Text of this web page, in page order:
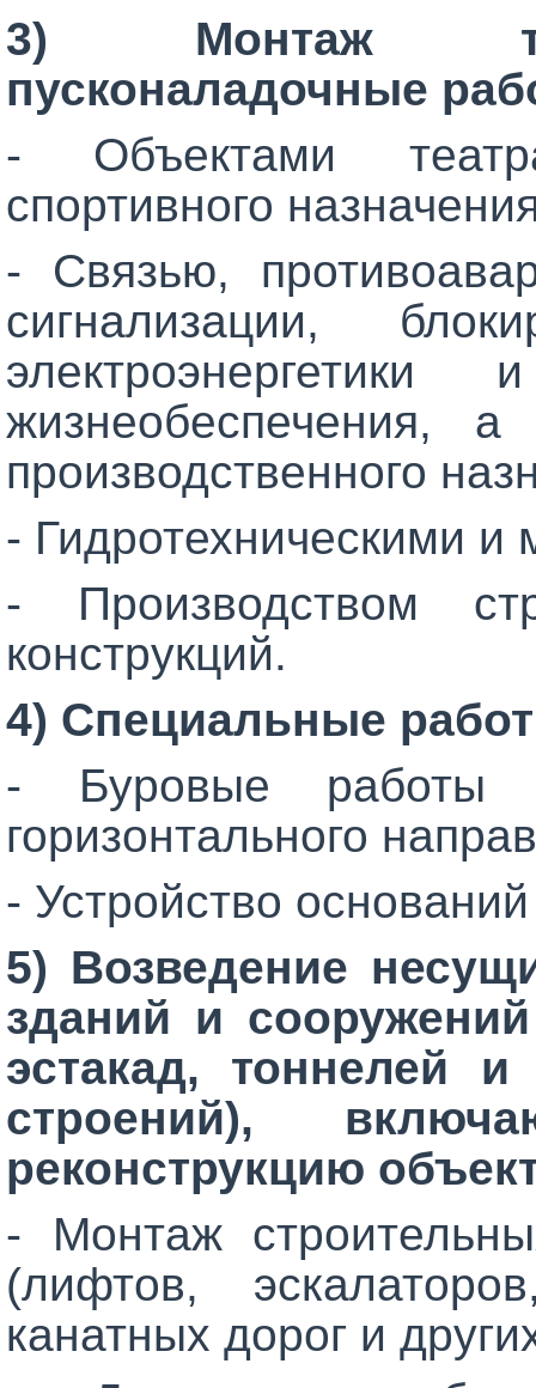
3) Монтаж
пусконаладочные
- Объектами
спортивного
- Связью,
сигнализации,
жизнеобеспечения,
производственного
- Гидротехническими
- Производством
конструкций.
4) Специальные
- Буровые работы
горизонтального
- Устройство
5) Возведение
зданий и
эстакад, тоннелей
строений),
реконструкцию
- Монтаж
(лифтов,
канатных дорог и